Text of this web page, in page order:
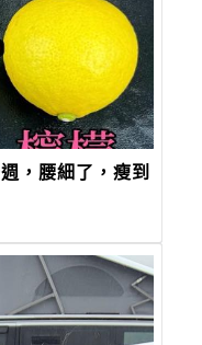
，腰細了，瘦到